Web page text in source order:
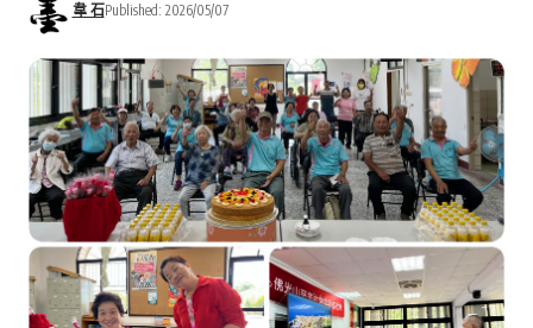
韋 石Published: 2026/05/07